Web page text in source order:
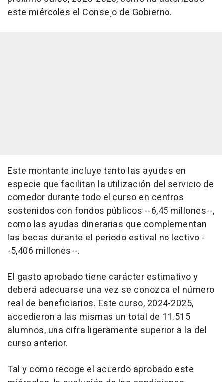
este miércoles el Consejo de Gobierno.
Este montante incluye tanto las ayudas en
especie que facilitan la utilización del servicio de
comedor durante todo el curso en centros
sostenidos con fondos públicos --6,45 millones--,
como las ayudas dinerarias que complementan
las becas durante el periodo estival no lectivo -
-5,406 millones--.
El gasto aprobado tiene carácter estimativo y
deberá adecuarse una vez se conozca el número
real de beneficiarios. Este curso, 2024-2025,
accedieron a las mismas un total de 11.515
alumnos, una cifra ligeramente superior a la del
curso anterior.
Tal y como recoge el acuerdo aprobado este